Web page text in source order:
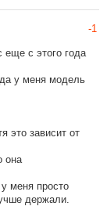
-1
еще с этого года
у меня модель
это зависит от
она
меня просто
держали.